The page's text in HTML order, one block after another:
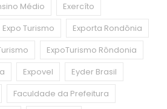
Médio
Exercíto
Expo Turismo
Exporta Rondônia
ExpoTurismo Rôndonia
Expovel
Eyder Brasil
Faculdade da Prefeitura